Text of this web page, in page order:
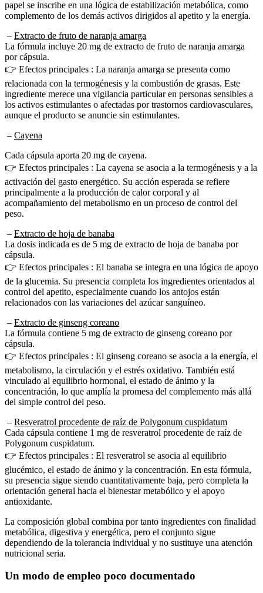
papel se inscribe en una lógica de estabilización metabólica, como
complemento de los demás activos dirigidos al apetito y la energía.
– Extracto de fruto de naranja amarga
La fórmula incluye 20 mg de extracto de fruto de naranja amarga
por cápsula.
👉 Efectos principales : La naranja amarga se presenta como
relacionada con la termogénesis y la combustión de grasas. Este
ingrediente merece una vigilancia particular en personas sensibles a
los activos estimulantes o afectadas por trastornos cardiovasculares,
aunque el producto se anuncie sin estimulantes.
– Cayena
Cada cápsula aporta 20 mg de cayena.
👉 Efectos principales : La cayena se asocia a la termogénesis y a la
activación del gasto energético. Su acción esperada se refiere
principalmente a la producción de calor corporal y al
acompañamiento del metabolismo en un proceso de control del
peso.
– Extracto de hoja de banaba
La dosis indicada es de 5 mg de extracto de hoja de banaba por
cápsula.
👉 Efectos principales : El banaba se integra en una lógica de apoyo
de la glucemia. Su presencia completa los ingredientes orientados al
control del apetito, especialmente cuando los antojos están
relacionados con las variaciones del azúcar sanguíneo.
– Extracto de ginseng coreano
La fórmula contiene 5 mg de extracto de ginseng coreano por
cápsula.
👉 Efectos principales : El ginseng coreano se asocia a la energía, el
metabolismo, la circulación y el estrés oxidativo. También está
vinculado al equilibrio hormonal, el estado de ánimo y la
concentración, lo que amplía la promesa del complemento más allá
del simple control del peso.
– Resveratrol procedente de raíz de Polygonum cuspidatum
Cada cápsula contiene 1 mg de resveratrol procedente de raíz de
Polygonum cuspidatum.
👉 Efectos principales : El resveratrol se asocia al equilibrio
glucémico, el estado de ánimo y la concentración. En esta fórmula,
su presencia sigue siendo cuantitativamente baja, pero completa la
orientación general hacia el bienestar metabólico y el apoyo
antioxidante.
La composición global combina por tanto ingredientes con finalidad
metabólica, digestiva y energética, pero el conjunto sigue
dependiendo de la tolerancia individual y no sustituye una atención
nutricional seria.
Un modo de empleo poco documentado